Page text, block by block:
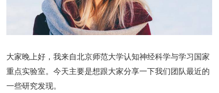
大家晚上好，我来自北京师范大学认知神经科学与学习国家
重点实验室。今天主要是想跟大家分享一下我们团队最近的
一些研究发现。